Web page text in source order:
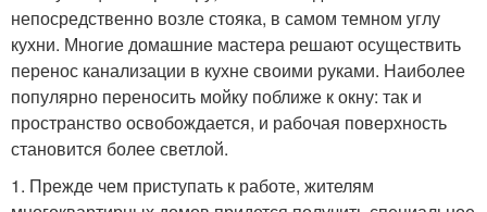
непосредственно возле стояка, в самом темном углу
кухни. Многие домашние мастера решают осуществить
перенос канализации в кухне своими руками. Наиболее
популярно переносить мойку поближе к окну: так и
пространство освобождается, и рабочая поверхность
становится более светлой.
1. Прежде чем приступать к работе, жителям